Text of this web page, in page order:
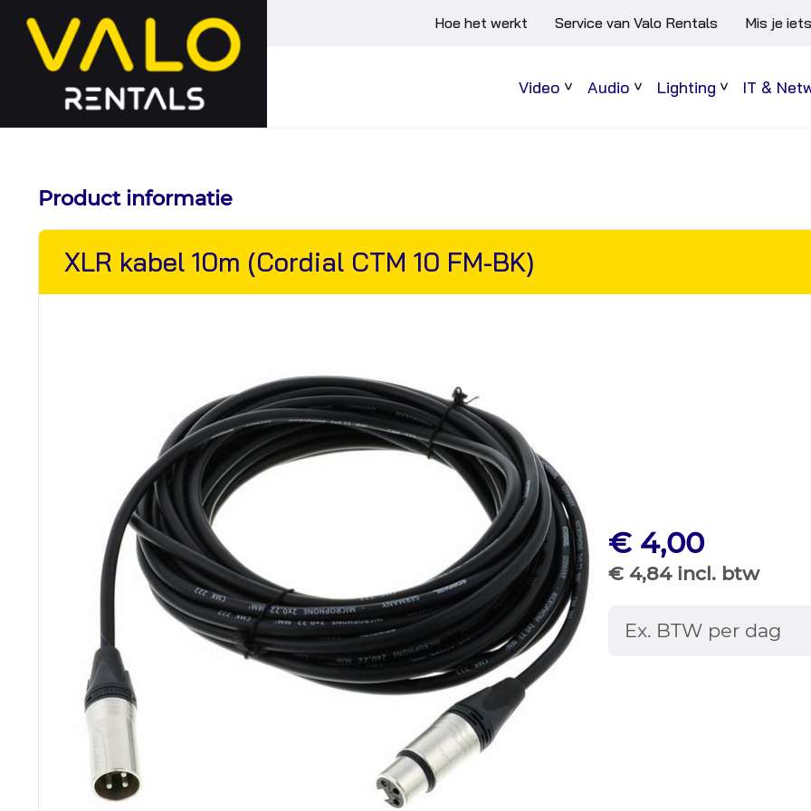
Hoofdmenu
overslaan
Hoe het werkt Service van Valo Rentals Mis je
Video
Sub
Audio
Sub
Lighting
Sub
IT &
Product informatie
XLR kabel 10m (Cordial CTM 10 FM-BK)
€ 4,00
€ 4,84 incl. btw
Ex. BTW per dag